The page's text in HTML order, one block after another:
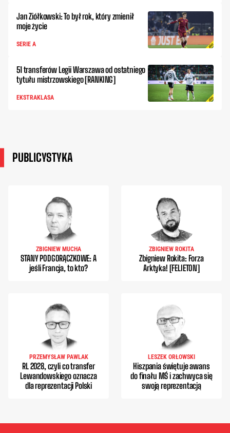
Jan Ziółkowski: To był rok, który zmienił
moje życie
SERIE A
51 transferów Legii Warszawa od ostatniego
tytułu mistrzowskiego [RANKING]
EKSTRAKLASA
PUBLICYSTYKA
ZBIGNIEW MUCHA
STANY PODGORĄCZKOWE: A
jeśli Francja, to kto?
ZBIGNIEW ROKITA
Zbigniew Rokita: Forza
Arktyka! [FELIETON]
PRZEMYSŁAW PAWLAK
RL 2028, czyli co transfer
Lewandowskiego oznacza
dla reprezentacji Polski
LESZEK ORŁOWSKI
Hiszpania świętuje awans
do finału MŚ i zachwyca się
swoją reprezentacją